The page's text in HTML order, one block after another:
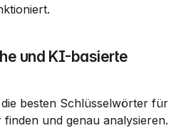
und KI-basierte
besten Schlüsselwörter für
finden und genau analysieren.